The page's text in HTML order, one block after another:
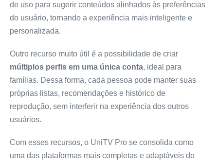
de uso para sugerir conteúdos alinhados às preferências
do usuário, tornando a experiência mais inteligente e
personalizada.
Outro recurso muito útil é a possibilidade de criar
múltiplos perfis em uma única conta, ideal para
famílias. Dessa forma, cada pessoa pode manter suas
próprias listas, recomendações e histórico de
reprodução, sem interferir na experiência dos outros
usuários.
Com esses recursos, o UniTV Pro se consolida como
uma das plataformas mais completas e adaptáveis do